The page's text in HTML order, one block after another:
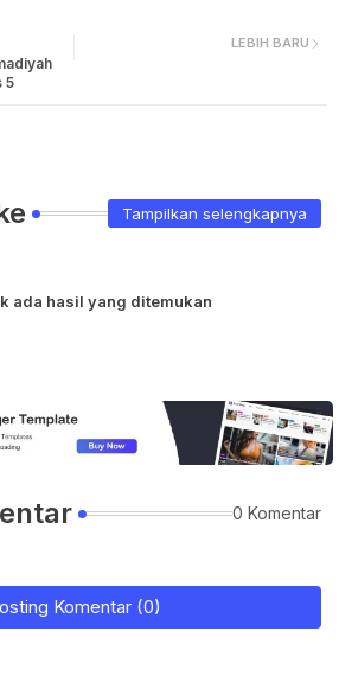
LEBIH BARU
5
Tampilkan selengkapnya
ada hasil yang ditemukan
0 Komentar
Komentar (0)